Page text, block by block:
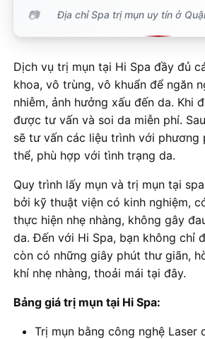
Địa chỉ Spa trị mụn uy tín ở
Dịch vụ trị mụn tại Hi Spa đầy đủ
khoa, vô trùng, vô khuẩn để ngăn
nhiễm, ảnh hưởng xấu đến da. Khi
được tư vấn và soi da miễn phí.
sẽ tư vấn các liệu trình với phương
thể, phù hợp với tình trạng da.
Quy trình lấy mụn và trị mụn tại
bởi kỹ thuật viện có kinh nghiệm,
thực hiện nhẹ nhàng, không gây
da. Đến với Hi Spa, bạn không chỉ
còn có những giây phút thư giãn,
khí nhẹ nhàng, thoải mái tại đây.
Bảng giá trị mụn tại Hi Spa:
Trị mụn bằng công nghệ Laser